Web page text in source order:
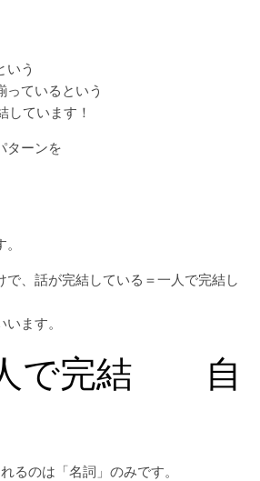
いう
っているという
しています！
ターンを
で、話が完結している＝一人で完結し
います。
人で完結 自
るのは「名詞」のみです。